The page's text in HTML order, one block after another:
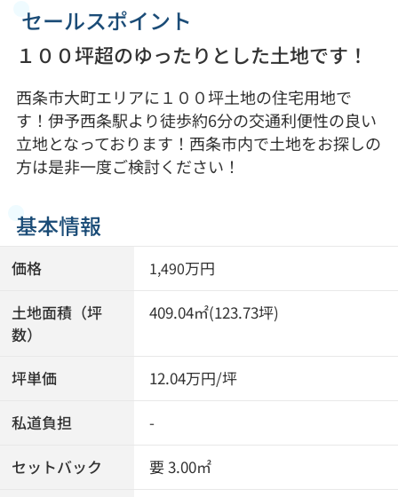
セールスポイント
１００坪超のゆったりとした土地です！
西条市大町エリアに１００坪土地の住宅用地で
す！伊予西条駅より徒歩約6分の交通利便性の良い
立地となっております！西条市内で土地をお探しの
方は是非一度ご検討ください！
基本情報
価格 1,490万円
土地面積（坪
数）
409.04㎡(123.73坪)
坪単価 12.04万円/坪
私道負担 -
セットバック 要 3.00㎡